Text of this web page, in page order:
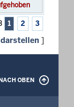
1 2 3
]
OBEN